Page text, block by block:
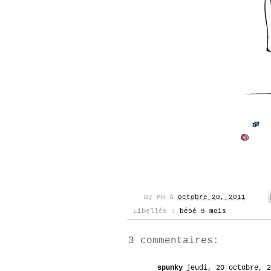
By MH à octobre 20, 2011
Libellés :
bébé 9 mois
3 commentaires:
spunky jeudi, 20 octobre,